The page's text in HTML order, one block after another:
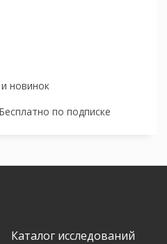
новинок
по подписке
Каталог исследований